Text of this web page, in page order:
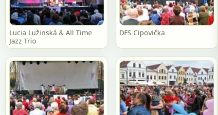
Lucia Lužinská & All Time
Jazz Trio
DFS Cipovička